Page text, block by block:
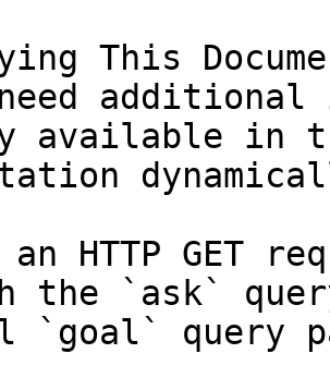
This
available in
an HTTP GET
the `ask`
`goal` query